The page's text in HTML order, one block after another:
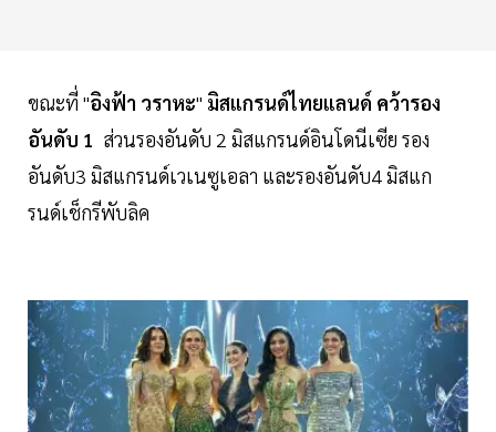
ขณะที่ "อิงฟ้า วราหะ" มิสแกรนด์ไทยแลนด์ คว้ารอง
อันดับ 1 ส่วนรองอันดับ 2 มิสแกรนด์อินโดนีเซีย รอง
อันดับ3 มิสแกรนด์เวเนซูเอลา และรองอันดับ4 มิสแก
รนด์เช็กรีพับลิค